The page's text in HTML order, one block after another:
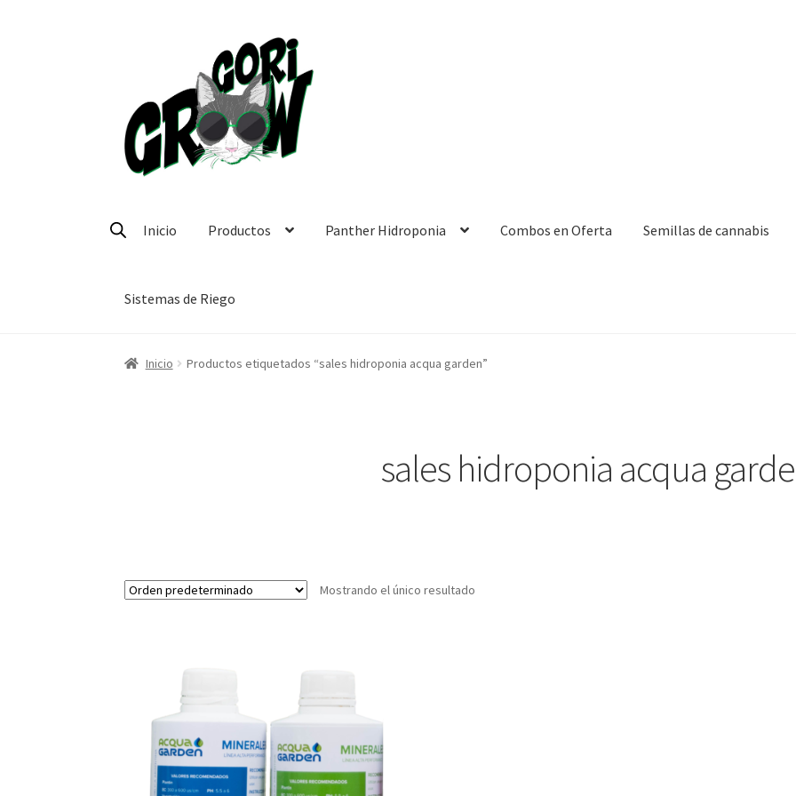
navegación
página
Inicio Productos Panther Hidroponia Combos en Oferta Semillas de cannabis
Sistemas de Riego
Inicio Productos etiquetados “sales hidroponia acqua garden”
sales hidroponia acqua
Mostrando el único resultado